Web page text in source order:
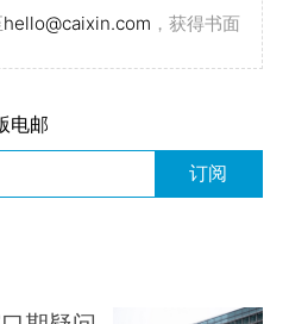
hello@caixin.com ，获得书面
电邮
订阅